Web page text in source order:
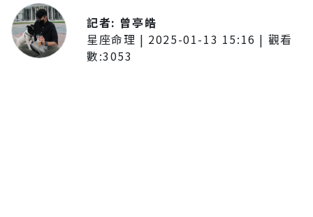
記者: 曾亭皓
星座命理 | 2025-01-13 15:16 | 觀看
數:3053